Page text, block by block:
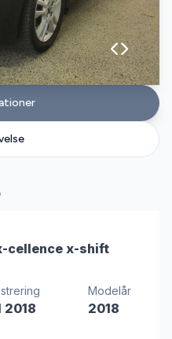
cellence x-shift
2018
Modelår
2018